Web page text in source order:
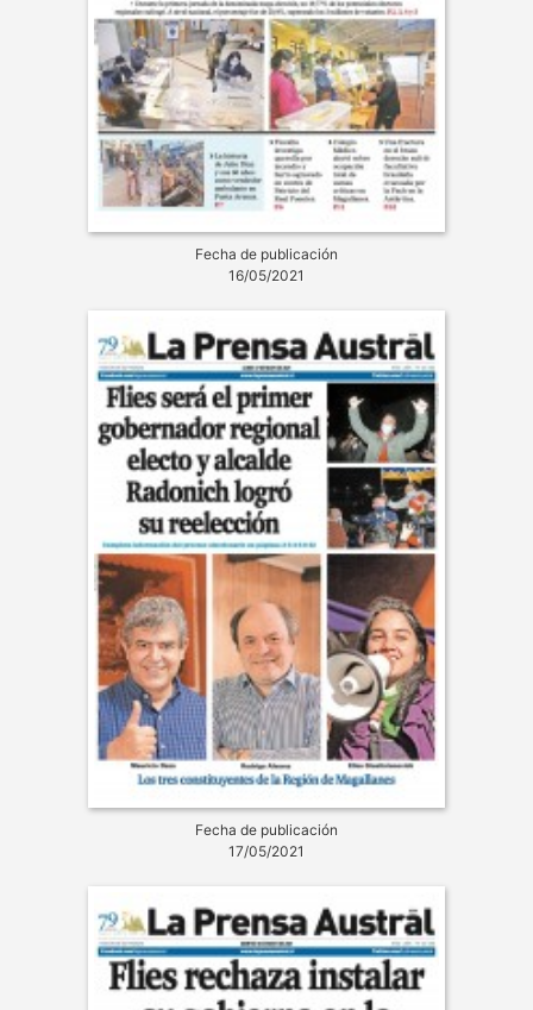
Fecha de publicación
16/05/2021
Fecha de publicación
17/05/2021